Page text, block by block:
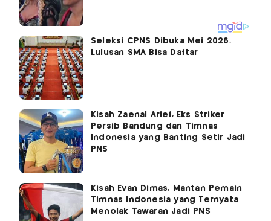
Seleksi CPNS Dibuka Mei 2026,
Lulusan SMA Bisa Daftar
Kisah Zaenal Arief, Eks Striker
Persib Bandung dan Timnas
Indonesia yang Banting Setir Jadi
PNS
Kisah Evan Dimas, Mantan Pemain
Timnas Indonesia yang Ternyata
Menolak Tawaran Jadi PNS